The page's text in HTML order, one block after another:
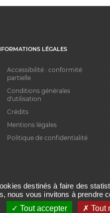
LÉGALES
Accessibilité : conformité
partielle
Conditions générales
d'utilisation
Crédits
Mentions légales
Politique de confidentialité
destinés à faire des
nous vous invitons à prendre
Tout accepter
Tout